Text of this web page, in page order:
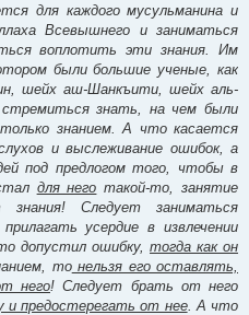
для каждого мусульманина и
Всевышнего и заниматься
воплотить эти знания. Им
были большие ученые, как
шейх аш-Шанкъити, шейх аль-
стремиться знать, на чем были
знанием. А что касается
и выслеживание ошибок, а
под предлогом того, чтобы в
для него такой-то, занятие
Следует заниматься
усердие в извлечении
допустил ошибку, тогда как он
тонельзя его оставлять,
него! Следует брать от него
и предостерегать от нее. А что